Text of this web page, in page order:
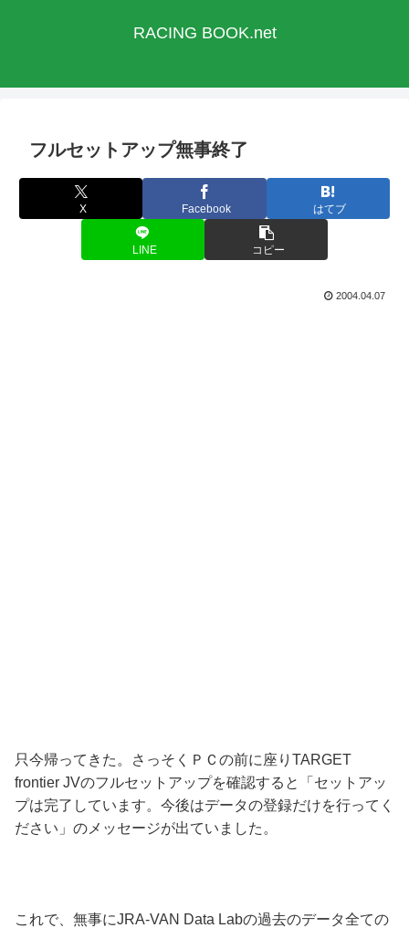
RACING BOOK.net
フルセットアップ無事終了
X Facebook はてブ
LINE コピー
2004.04.07
只今帰ってきた。さっそくＰＣの前に座りTARGET
frontier JVのフルセットアップを確認すると「セットアッ
プは完了しています。今後はデータの登録だけを行ってく
ださい」のメッセージが出ていました。
これで、無事にJRA-VAN Data Labの過去のデータ全ての